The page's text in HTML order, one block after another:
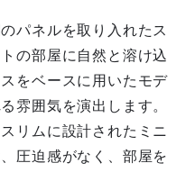
パネルを取り入れたス
の部屋に自然と溶け込
をベースに用いたモデ
雰囲気を演出します。
リムに設計されたミニ
圧迫感がなく、部屋を